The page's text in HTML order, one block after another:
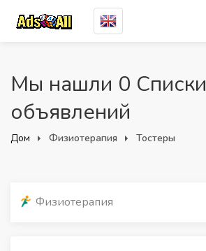
Мы нашли 0 Списки
объявлений
Дом Физиотерапия Тостеры
Физиотерапия